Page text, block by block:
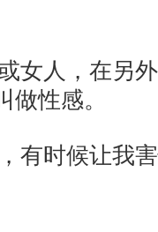
女人，在另
性感。
有时候让我